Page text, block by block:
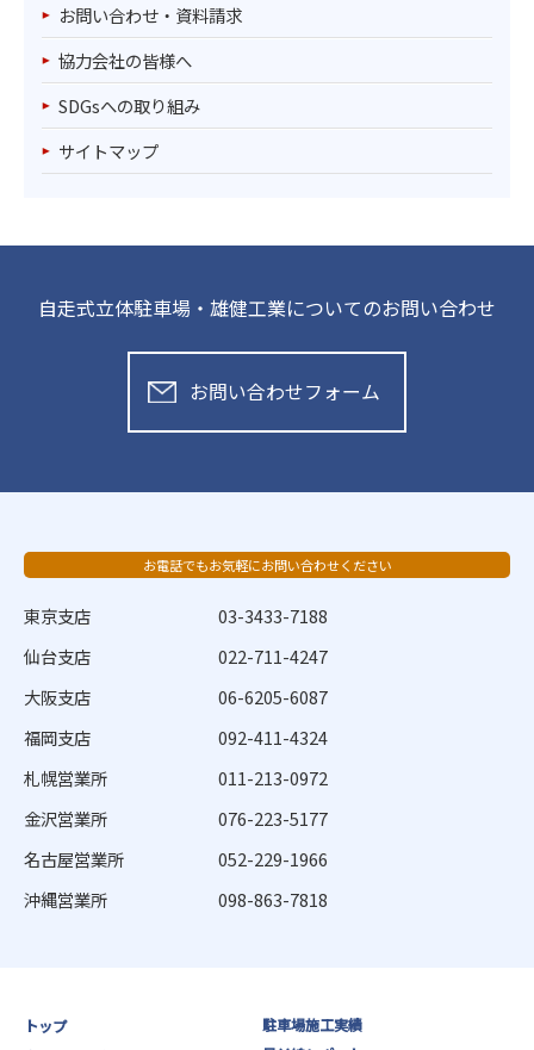
お問い合わせ・資料請求
協力会社の皆様へ
SDGsへの取り組み
サイトマップ
自走式立体駐車場・雄健工業についてのお問い合わせ
お問い合わせフォーム
お電話でもお気軽にお問い合わせください
東京支店
03-3433-7188
仙台支店
022-711-4247
大阪支店
06-6205-6087
福岡支店
092-411-4324
札幌営業所
011-213-0972
金沢営業所
076-223-5177
名古屋営業所
052-229-1966
沖縄営業所
098-863-7818
トップ
駐車場施工実績